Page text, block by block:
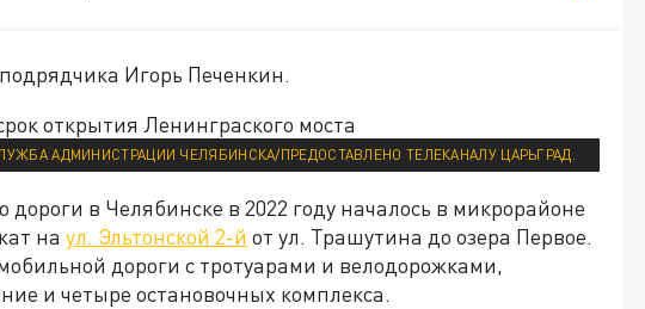
Игорь Печенкин.
АДМИНИСТРАЦИИ ЧЕЛЯБИНСКА/ПРЕДОСТАВЛЕНО ТЕЛЕКАНАЛУ ЦАРЬГРАД.
дороги в Челябинске в 2022 году началось в микрорайоне
на ул. Эльтонской 2-й от ул. Трашутина до озера Первое.
дороги с тротуарами и велодорожками,
и четыре остановочных комплекса.